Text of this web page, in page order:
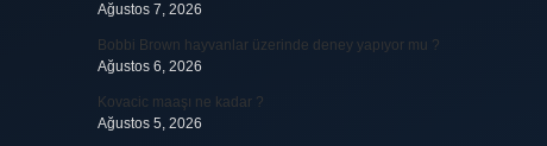
Ağustos 7, 2026
Bobbi Brown hayvanlar üzerinde deney yapıyor mu ?
Ağustos 6, 2026
Kovacic maaşı ne kadar ?
Ağustos 5, 2026